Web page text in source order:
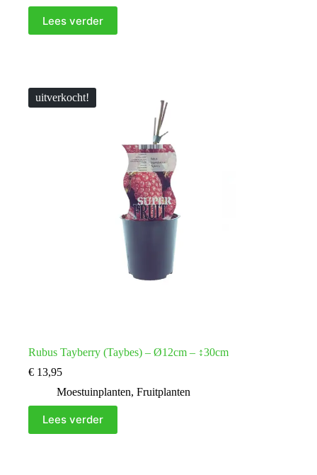
Lees verder
uitverkocht!
Rubus Tayberry (Taybes) – Ø12cm – ↕30cm
€ 13,95
Moestuinplanten, Fruitplanten
Lees verder